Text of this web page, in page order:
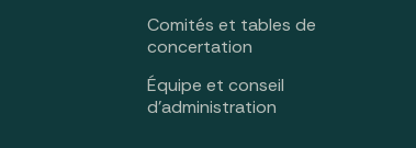
Comités et tables de
concertation
Équipe et conseil
d’administration